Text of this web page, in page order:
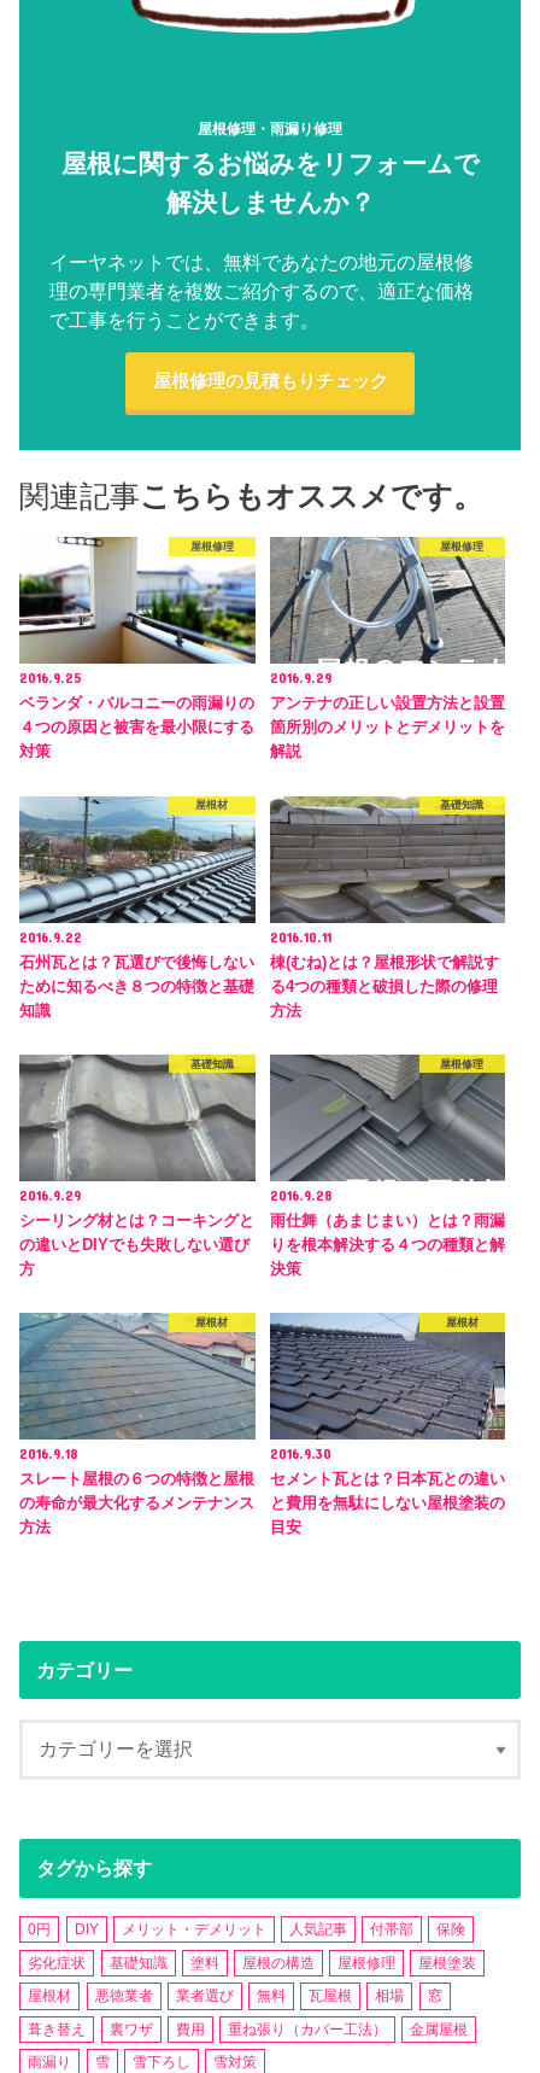
屋根修理・雨漏り修理
屋根に関するお悩みをリフォームで
解決しませんか？
イーヤネットでは、無料であなたの地元の屋根修
理の専門業者を複数ご紹介するので、適正な価格
で工事を行うことができます。
屋根修理の見積もりチェック
関連記事こちらもオススメです。
屋根修理
2016.9.25
ベランダ・バルコニーの雨漏りの
４つの原因と被害を最小限にする
対策
屋根修理
2016.9.29
アンテナの正しい設置方法と設置
箇所別のメリットとデメリットを
解説
屋根材
2016.9.22
石州瓦とは？瓦選びで後悔しない
ために知るべき８つの特徴と基礎
知識
基礎知識
2016.10.11
棟(むね)とは？屋根形状で解説す
る4つの種類と破損した際の修理
方法
基礎知識
2016.9.29
シーリング材とは？コーキングと
の違いとDIYでも失敗しない選び
方
屋根修理
2016.9.28
雨仕舞（あまじまい）とは？雨漏
りを根本解決する４つの種類と解
決策
屋根材
2016.9.18
スレート屋根の６つの特徴と屋根
の寿命が最大化するメンテナンス
方法
屋根材
2016.9.30
セメント瓦とは？日本瓦との違い
と費用を無駄にしない屋根塗装の
目安
カテゴリー
タグから探す
0円 DIY メリット・デメリット 人気記事 付帯部
保険
劣化症状
基礎知識 塗料 屋根の構造 屋根修理
屋根塗装
屋根材
悪徳業者 業者選び 無料 瓦屋根 相場
窓
葺き替え
裏ワザ 費用 重ね張り（カバー工法）
金属屋根
雨漏り
雪 雪下ろし 雪対策